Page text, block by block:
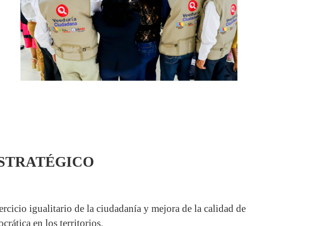
igualitario de la ciudadanía y mejora de la calidad de
en los territorios.